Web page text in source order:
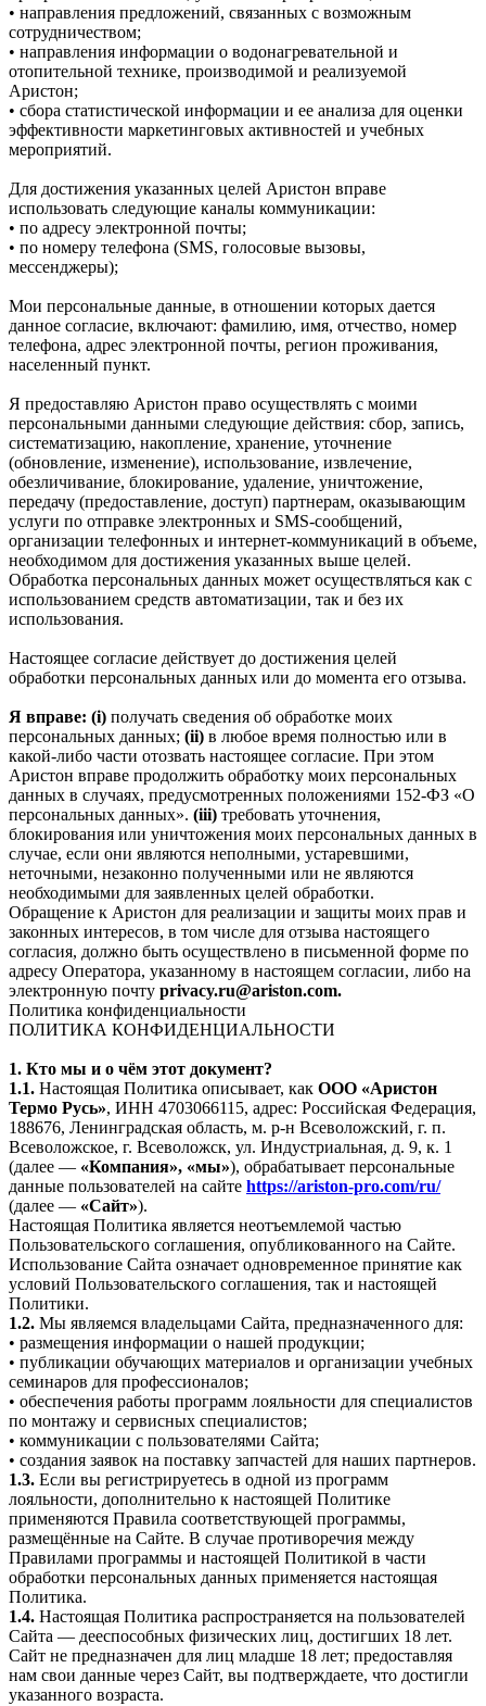
• направления предложений, связанных с возможным
сотрудничеством;
• направления информации о водонагревательной и
отопительной технике, производимой и реализуемой
Аристон;
• сбора статистической информации и ее анализа для оценки
эффективности маркетинговых активностей и учебных
мероприятий.
Для достижения указанных целей Аристон вправе
использовать следующие каналы коммуникации:
• по адресу электронной почты;
• по номеру телефона (SMS, голосовые вызовы,
мессенджеры);
Мои персональные данные, в отношении которых дается
данное согласие, включают: фамилию, имя, отчество, номер
телефона, адрес электронной почты, регион проживания,
населенный пункт.
Я предоставляю Аристон право осуществлять с моими
персональными данными следующие действия: сбор, запись,
систематизацию, накопление, хранение, уточнение
(обновление, изменение), использование, извлечение,
обезличивание, блокирование, удаление, уничтожение,
передачу (предоставление, доступ) партнерам, оказывающим
услуги по отправке электронных и SMS‑сообщений,
организации телефонных и интернет‑коммуникаций в объеме,
необходимом для достижения указанных выше целей.
Обработка персональных данных может осуществляться как с
использованием средств автоматизации, так и без их
использования.
Настоящее согласие действует до достижения целей
обработки персональных данных или до момента его отзыва.
Я вправе: (i) получать сведения об обработке моих
персональных данных; (ii) в любое время полностью или в
какой-либо части отозвать настоящее согласие. При этом
Аристон вправе продолжить обработку моих персональных
данных в случаях, предусмотренных положениями 152-ФЗ «О
персональных данных». (iii) требовать уточнения,
блокирования или уничтожения моих персональных данных в
случае, если они являются неполными, устаревшими,
неточными, незаконно полученными или не являются
необходимыми для заявленных целей обработки.
Обращение к Аристон для реализации и защиты моих прав и
законных интересов, в том числе для отзыва настоящего
согласия, должно быть осуществлено в письменной форме по
адресу Оператора, указанному в настоящем согласии, либо на
электронную почту privacy.ru@ariston.com.
Политика конфиденциальности
ПОЛИТИКА КОНФИДЕНЦИАЛЬНОСТИ
1. Кто мы и о чём этот документ?
1.1. Настоящая Политика описывает, как ООО «Аристон
Термо Русь», ИНН 4703066115, адрес: Российская Федерация,
188676, Ленинградская область, м. р-н Всеволожский, г. п.
Всеволожское, г. Всеволожск, ул. Индустриальная, д. 9, к. 1
(далее — «Компания», «мы»), обрабатывает персональные
данные пользователей на сайте https://ariston-pro.com/ru/
(далее — «Сайт»).
Настоящая Политика является неотъемлемой частью
Пользовательского соглашения, опубликованного на Сайте.
Использование Сайта означает одновременное принятие как
условий Пользовательского соглашения, так и настоящей
Политики.
1.2. Мы являемся владельцами Сайта, предназначенного для:
• размещения информации о нашей продукции;
• публикации обучающих материалов и организации учебных
семинаров для профессионалов;
• обеспечения работы программ лояльности для специалистов
по монтажу и сервисных специалистов;
• коммуникации с пользователями Сайта;
• создания заявок на поставку запчастей для наших партнеров.
1.3. Если вы регистрируетесь в одной из программ
лояльности, дополнительно к настоящей Политике
применяются Правила соответствующей программы,
размещённые на Сайте. В случае противоречия между
Правилами программы и настоящей Политикой в части
обработки персональных данных применяется настоящая
Политика.
1.4. Настоящая Политика распространяется на пользователей
Сайта — дееспособных физических лиц, достигших 18 лет.
Сайт не предназначен для лиц младше 18 лет; предоставляя
нам свои данные через Сайт, вы подтверждаете, что достигли
указанного возраста.